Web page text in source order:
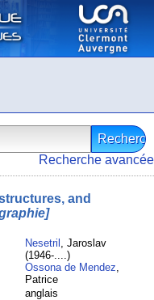
Recherche avancée
and
Nesetril , Jaroslav
(1946-....)
Ossona de Mendez,
Patrice
anglais